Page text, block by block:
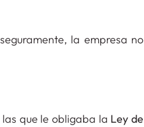
la empresa no
que le obligaba la Ley de